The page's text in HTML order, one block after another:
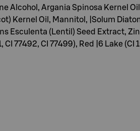
Argania Spinosa Kernel
Kernel Oil, Mannitol, |Solum
Esculenta (Lentil) Seed Extract,
77492, CI 77499), Red |6 Lake (CI